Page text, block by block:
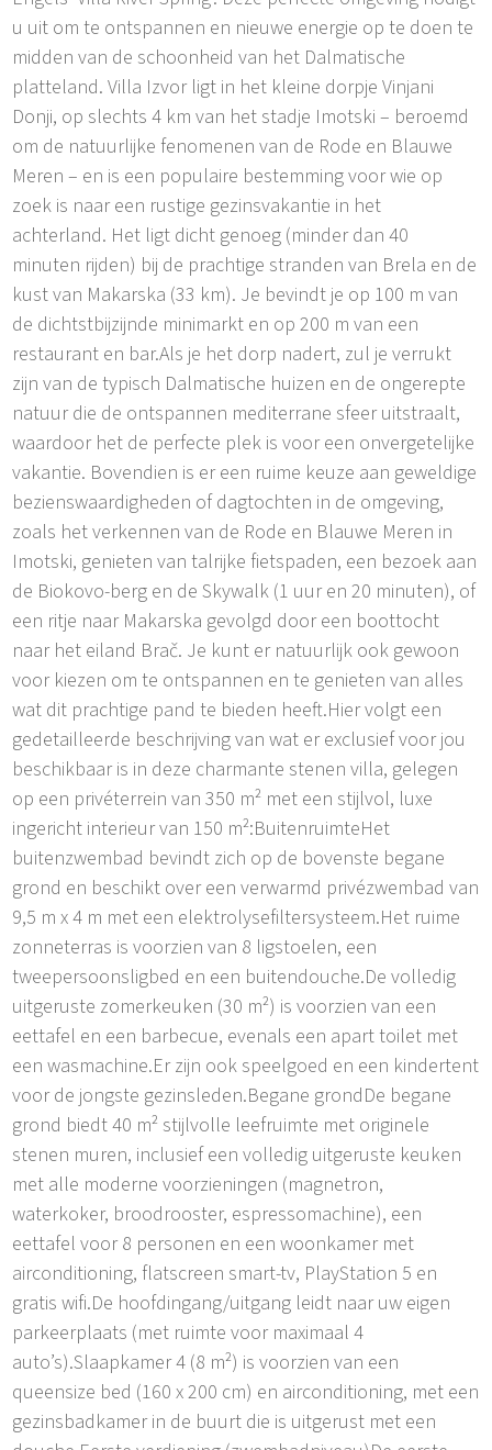
u uit om te ontspannen en nieuwe energie op te doen te
midden van de schoonheid van het Dalmatische
platteland. Villa Izvor ligt in het kleine dorpje Vinjani
Donji, op slechts 4 km van het stadje Imotski – beroemd
om de natuurlijke fenomenen van de Rode en Blauwe
Meren – en is een populaire bestemming voor wie op
zoek is naar een rustige gezinsvakantie in het
achterland. Het ligt dicht genoeg (minder dan 40
minuten rijden) bij de prachtige stranden van Brela en de
kust van Makarska (33 km). Je bevindt je op 100 m van
de dichtstbijzijnde minimarkt en op 200 m van een
restaurant en bar.Als je het dorp nadert, zul je verrukt
zijn van de typisch Dalmatische huizen en de ongerepte
natuur die de ontspannen mediterrane sfeer uitstraalt,
waardoor het de perfecte plek is voor een onvergetelijke
vakantie. Bovendien is er een ruime keuze aan geweldige
bezienswaardigheden of dagtochten in de omgeving,
zoals het verkennen van de Rode en Blauwe Meren in
Imotski, genieten van talrijke fietspaden, een bezoek aan
de Biokovo-berg en de Skywalk (1 uur en 20 minuten), of
een ritje naar Makarska gevolgd door een boottocht
naar het eiland Brač. Je kunt er natuurlijk ook gewoon
voor kiezen om te ontspannen en te genieten van alles
wat dit prachtige pand te bieden heeft.Hier volgt een
gedetailleerde beschrijving van wat er exclusief voor jou
beschikbaar is in deze charmante stenen villa, gelegen
op een privéterrein van 350 m² met een stijlvol, luxe
ingericht interieur van 150 m²:BuitenruimteHet
buitenzwembad bevindt zich op de bovenste begane
grond en beschikt over een verwarmd privézwembad van
9,5 m x 4 m met een elektrolysefiltersysteem.Het ruime
zonneterras is voorzien van 8 ligstoelen, een
tweepersoonsligbed en een buitendouche.De volledig
uitgeruste zomerkeuken (30 m²) is voorzien van een
eettafel en een barbecue, evenals een apart toilet met
een wasmachine.Er zijn ook speelgoed en een kindertent
voor de jongste gezinsleden.Begane grondDe begane
grond biedt 40 m² stijlvolle leefruimte met originele
stenen muren, inclusief een volledig uitgeruste keuken
met alle moderne voorzieningen (magnetron,
waterkoker, broodrooster, espressomachine), een
eettafel voor 8 personen en een woonkamer met
airconditioning, flatscreen smart-tv, PlayStation 5 en
gratis wifi.De hoofdingang/uitgang leidt naar uw eigen
parkeerplaats (met ruimte voor maximaal 4
auto’s).Slaapkamer 4 (8 m²) is voorzien van een
queensize bed (160 x 200 cm) en airconditioning, met een
gezinsbadkamer in de buurt die is uitgerust met een